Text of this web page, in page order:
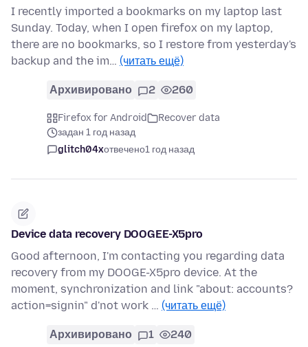
I recently imported a bookmarks on my laptop last
Sunday. Today, when I open firefox on my laptop,
there are no bookmarks, so I restore from yesterday's
backup and the im… (читать ещё)
Архивировано 2 260
Firefox for Android
Recover data
задан 1 год назад
glitch04xотвечено1 год назад
Device data recovery DOOGEE-X5pro
Good afternoon, I'm contacting you regarding data
recovery from my DOOGE-X5pro device. At the
moment, synchronization and link "about: accounts?
action=signin" d'not work … (читать ещё)
Архивировано 1 240